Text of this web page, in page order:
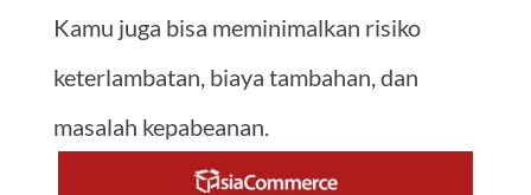
Kamu juga bisa meminimalkan risiko
keterlambatan, biaya tambahan, dan
masalah kepabeanan.